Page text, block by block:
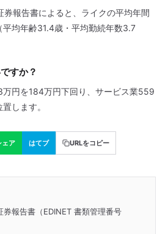
報告書によると、ライクの平均年間
均年齢31.4歳・平均勤続年数3.7
すか？
円を184万円下回り、サービス業559
します。
ェア はてブ URLをコピー
報告書（EDINET 書類管理番号